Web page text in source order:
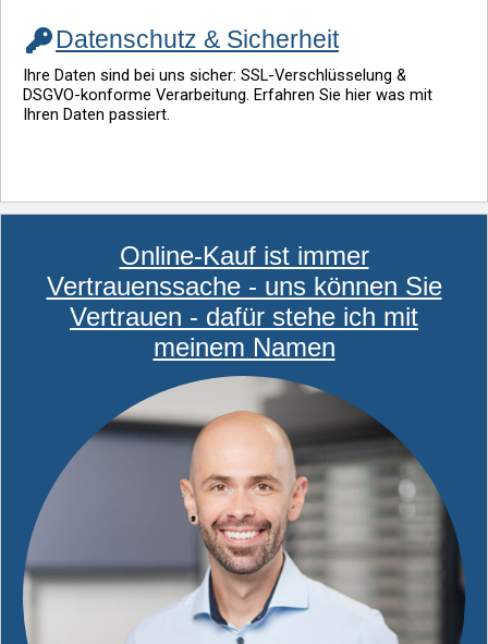
Datenschutz & Sicherheit
Ihre Daten sind bei uns sicher: SSL-Verschlüsselung &
DSGVO-konforme Verarbeitung. Erfahren Sie hier was mit
Ihren Daten passiert.
Online-Kauf ist immer
Vertrauenssache - uns können Sie
Vertrauen - dafür stehe ich mit
meinem Namen